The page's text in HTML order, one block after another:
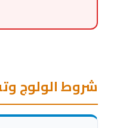
شروط الولوج